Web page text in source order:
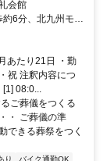
会館
6分、北九州モノ
口(東)徒歩約14
あたり21日 ・勤
注釈内容につ
[1] 08:0...
ご葬儀をつくる
・ ご葬儀の準
できる葬祭をつく
り
バイク通勤OK